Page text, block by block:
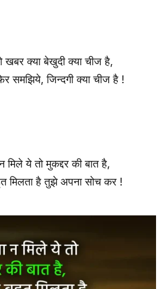
खबर क्या बेखुदी क्या चीज है,
समझिये, जिन्दगी क्या चीज है !
मिले ये तो मुकद्दर की बात है,
मिलता है तुझे अपना सोच कर !